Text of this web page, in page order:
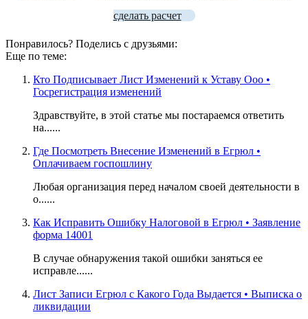
сделать расчет
Понравилось? Поделись с друзьями:
Еще по теме:
Кто Подписывает Лист Изменений к Уставу Ооо •
Госрегистрация изменений
Здравствуйте, в этой статье мы постараемся ответить
на......
Где Посмотреть Внесение Изменений в Егрюл •
Оплачиваем госпошлину
Любая организация перед началом своей деятельности в
о......
Как Исправить Ошибку Налоговой в Егрюл • Заявление
форма 14001
В случае обнаружения такой ошибки заняться ее
исправле......
Лист Записи Егрюл с Какого Года Выдается • Выписка о
ликвидации